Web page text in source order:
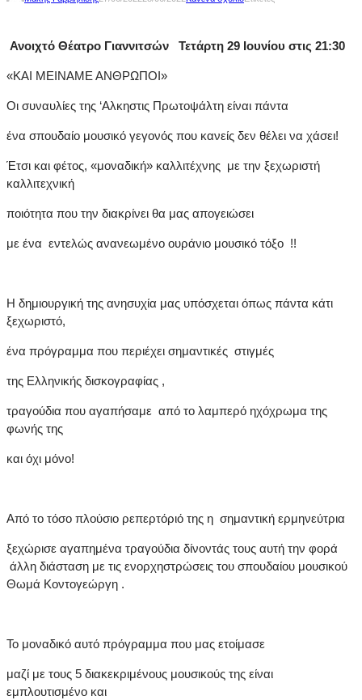
Ανοιχτό Θέατρο Γιαννιτσών Τετάρτη 29 Ιουνίου στις 21:30
«ΚΑΙ ΜΕΙΝΑΜΕ ΑΝΘΡΩΠΟΙ»
Οι συναυλίες της ‘Αλκηστις Πρωτοψάλτη είναι πάντα
ένα σπουδαίο μουσικό γεγονός που κανείς δεν θέλει να χάσει!
Έτσι και φέτος, «μοναδική» καλλιτέχνης με την ξεχωριστή
καλλιτεχνική
ποιότητα που την διακρίνει θα μας απογειώσει
με ένα εντελώς ανανεωμένο ουράνιο μουσικό τόξο !!
Η δημιουργική της ανησυχία μας υπόσχεται όπως πάντα κάτι
ξεχωριστό,
ένα πρόγραμμα που περιέχει σημαντικές στιγμές
της Ελληνικής δισκογραφίας ,
τραγούδια που αγαπήσαμε από το λαμπερό ηχόχρωμα της
φωνής της
και όχι μόνο!
Από το τόσο πλούσιο ρεπερτόριό της η σημαντική ερμηνεύτρια
ξεχώρισε αγαπημένα τραγούδια δίνοντάς τους αυτή την φορά
άλλη διάσταση με τις ενορχηστρώσεις του σπουδαίου μουσικού
Θωμά Κοντογεώργη .
Το μοναδικό αυτό πρόγραμμα που μας ετοίμασε
μαζί με τους 5 διακεκριμένους μουσικούς της είναι
εμπλουτισμένο και